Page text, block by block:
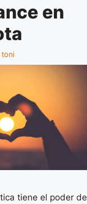
en
toni
tiene el poder de